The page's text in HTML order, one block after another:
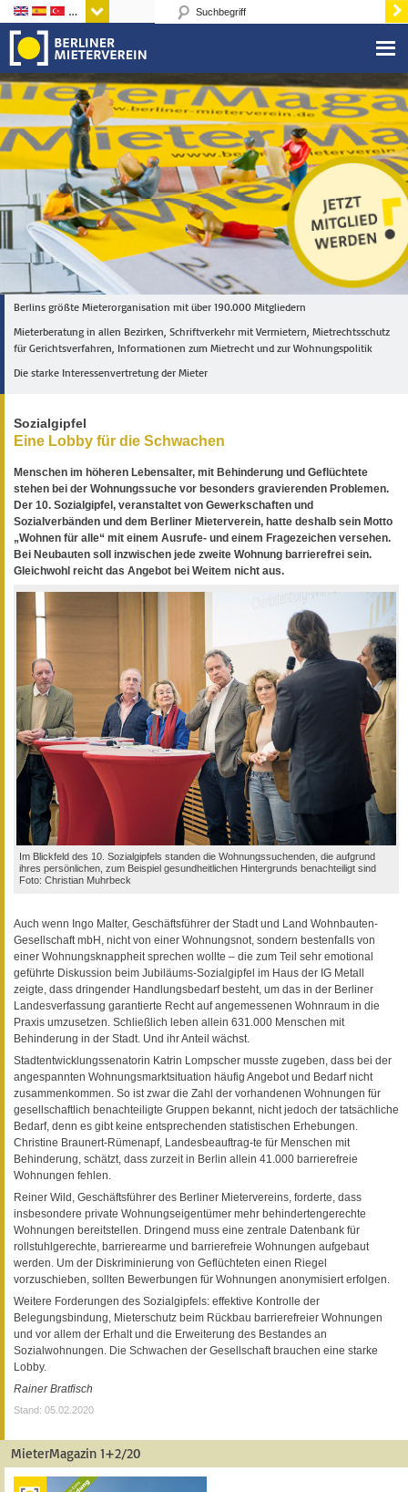
Sprachen
Berlins größte Mieterorganisation mit über 190.000 Mitgliedern
Mieterberatung in allen Bezirken, Schriftverkehr mit Vermietern, Mietrechtsschutz
für Gerichtsverfahren, Informationen zum Mietrecht und zur Wohnungspolitik
Die starke Interessenvertretung der Mieter
Sozialgipfel
Eine Lobby für die Schwachen
Menschen im höheren Lebensalter, mit Behinderung und Geflüchtete
stehen bei der Wohnungssuche vor besonders gravierenden Problemen.
Der 10. Sozialgipfel, veranstaltet von Gewerkschaften und
Sozialverbänden und dem Berliner Mieterverein, hatte deshalb sein Motto
„Wohnen für alle“ mit einem Ausrufe- und einem Fragezeichen versehen.
Bei Neubauten soll inzwischen jede zweite Wohnung barrierefrei sein.
Gleichwohl reicht das Angebot bei Weitem nicht aus.
Im Blickfeld des 10. Sozialgipfels standen die Wohnungssuchenden, die aufgrund
ihres persönlichen, zum Beispiel gesundheitlichen Hintergrunds benachteiligt sind
Foto: Christian Muhrbeck
Auch wenn Ingo Malter, Geschäftsführer der Stadt und Land Wohnbauten-
Gesellschaft mbH, nicht von einer Wohnungsnot, sondern bestenfalls von
einer Wohnungsknappheit sprechen wollte – die zum Teil sehr emotional
geführte Diskussion beim Jubiläums-Sozialgipfel im Haus der IG Metall
zeigte, dass dringender Handlungsbedarf besteht, um das in der Berliner
Landesverfassung garantierte Recht auf angemessenen Wohnraum in die
Praxis umzusetzen. Schließlich leben allein 631.000 Menschen mit
Behinderung in der Stadt. Und ihr Anteil wächst.
Stadtentwicklungssenatorin Katrin Lompscher musste zugeben, dass bei der
angespannten Wohnungsmarktsituation häufig Angebot und Bedarf nicht
zusammenkommen. So ist zwar die Zahl der vorhandenen Wohnungen für
gesellschaftlich benachteiligte Gruppen bekannt, nicht jedoch der tatsächliche
Bedarf, denn es gibt keine entsprechenden statistischen Erhebungen.
Christine Braunert-Rümenapf, Landesbeauftrag-te für Menschen mit
Behinderung, schätzt, dass zurzeit in Berlin allein 41.000 barrierefreie
Wohnungen fehlen.
Reiner Wild, Geschäftsführer des Berliner Mietervereins, forderte, dass
insbesondere private Wohnungseigentümer mehr behindertengerechte
Wohnungen bereitstellen. Dringend muss eine zentrale Datenbank für
rollstuhlgerechte, barrierearme und barrierefreie Wohnungen aufgebaut
werden. Um der Diskriminierung von Geflüchteten einen Riegel
vorzuschieben, sollten Bewerbungen für Wohnungen anonymisiert erfolgen.
Weitere Forderungen des Sozialgipfels: effektive Kontrolle der
Belegungsbindung, Mieterschutz beim Rückbau barrierefreier Wohnungen
und vor allem der Erhalt und die Erweiterung des Bestandes an
Sozialwohnungen. Die Schwachen der Gesellschaft brauchen eine starke
Lobby.
Rainer Bratfisch
Stand: 05.02.2020
MieterMagazin 1+2/20